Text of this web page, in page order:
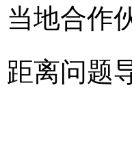
当地合作
距离问题